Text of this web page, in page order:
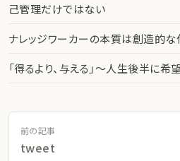
己管理だけではない
ナレッジワーカーの本質は創造的
「得るより、与える」〜人生後半に
前の記事
tweet